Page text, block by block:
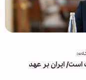
است/ ایران بر عهد